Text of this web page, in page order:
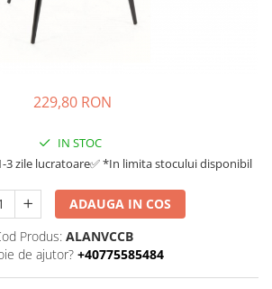
229,80 RON
IN STOC
3 zile lucratoare✅ *In limita stocului disponibil
ADAUGA IN COS
Produs: ALANVCCB
de ajutor? +40775585484